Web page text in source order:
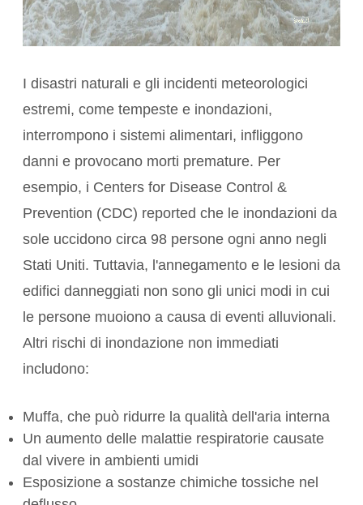
I disastri naturali e gli incidenti meteorologici
estremi, come tempeste e inondazioni,
interrompono i sistemi alimentari, infliggono
danni e provocano morti premature. Per
esempio, i Centers for Disease Control &
Prevention (CDC) reported che le inondazioni da
sole uccidono circa 98 persone ogni anno negli
Stati Uniti. Tuttavia, l'annegamento e le lesioni da
edifici danneggiati non sono gli unici modi in cui
le persone muoiono a causa di eventi alluvionali.
Altri rischi di inondazione non immediati
includono:
Muffa, che può ridurre la qualità dell'aria interna
Un aumento delle malattie respiratorie causate
dal vivere in ambienti umidi
Esposizione a sostanze chimiche tossiche nel